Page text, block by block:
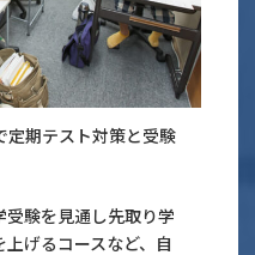
定期テスト対策と受験
験を見通し先取り学
げるコースなど、自